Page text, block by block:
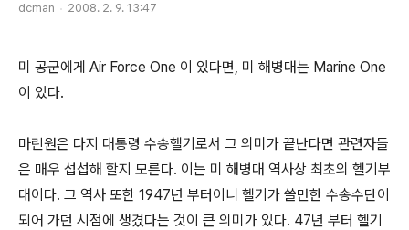
dcman 2008. 2. 9. 13:47
미 공군에게 Air Force One 이 있다면, 미 해병대는 Marine One
이 있다.
마린원은 다지 대통령 수송헬기로서 그 의미가 끝난다면 관련자들
은 매우 섭섭해 할지 모른다. 이는 미 해병대 역사상 최초의 헬기부
대이다. 그 역사 또한 1947년 부터이니 헬기가 쓸만한 수송수단이
되어 가던 시점에 생겼다는 것이 큰 의미가 있다. 47년 부터 헬기